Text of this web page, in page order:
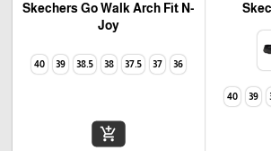
39
40
Skechers Go Walk Arch Fit N-
Joy
36
37
37.5
38
38.5
39
40
add_shopping_cart